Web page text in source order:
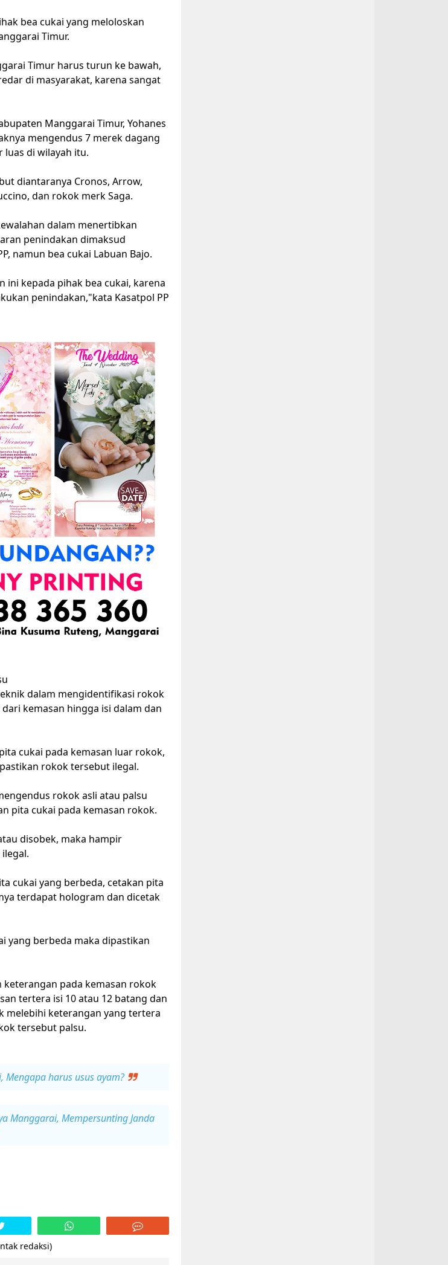
bea cukai yang meloloskan
Timur.
Timur harus turun ke bawah,
di masyarakat, karena sangat
Manggarai Timur, Yohanes
mengendus 7 merek dagang
luas di wilayah itu.
diantaranya Cronos, Arrow,
dan rokok merk Saga.
dalam menertibkan
penindakan dimaksud
namun bea cukai Labuan Bajo.
ini kepada pihak bea cukai, karena
penindakan,"kata Kasatpol PP
dalam mengidentifikasi rokok
kemasan hingga isi dalam dan
cukai pada kemasan luar rokok,
rokok tersebut ilegal.
rokok asli atau palsu
pita cukai pada kemasan rokok.
disobek, maka hampir
cukai yang berbeda, cetakan pita
terdapat hologram dan dicetak
yang berbeda maka dipastikan
pada kemasan rokok
tertera isi 10 atau 12 batang dan
melebihi keterangan yang tertera
tersebut palsu.
harus usus ayam?
Manggarai, Mempersunting Janda
redaksi)